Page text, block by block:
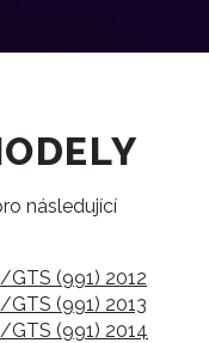
následující
(991) 2012
(991) 2013
(991) 2014